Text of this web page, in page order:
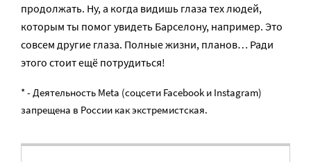
продолжать. Ну, а когда видишь глаза тех людей,
которым ты помог увидеть Барселону, например. Это
совсем другие глаза. Полные жизни, планов… Ради
этого стоит ещё потрудиться!
* - Деятельность Meta (соцсети Facebook и Instagram)
запрещена в России как экстремистская.